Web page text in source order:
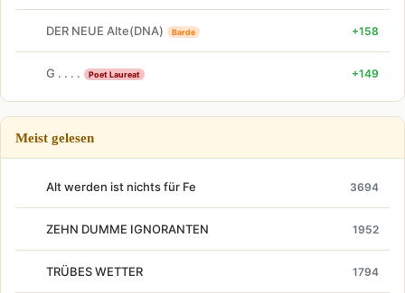
DER NEUE Alte(DNA) Barde +158
G . . . . Poet Laureat +149
Meist gelesen
Alt werden ist nichts für Fe 3694
ZEHN DUMME IGNORANTEN 1952
TRÜBES WETTER 1794